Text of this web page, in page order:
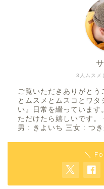
3人ムスメ
ご覧いただきありがと
とムスメとムスコとワ
い』日常を綴っています
ただけたら嬉しいです
男 : きよいち 三女 : つ
＼